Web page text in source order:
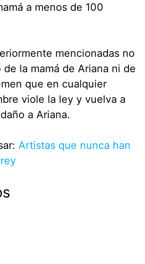
a menos de 100
mencionadas no
la mamá de Ariana ni de
que en cualquier
viole la ley y vuelva a
a Ariana.
Artistas que nunca han